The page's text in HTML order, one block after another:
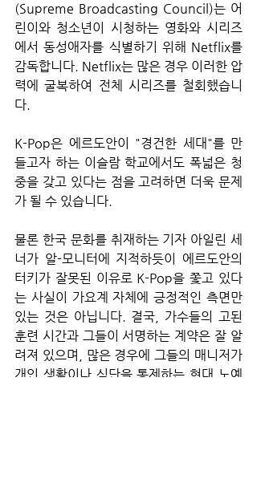
(Supreme Broadcasting Council)는 어
린이와 청소년이 시청하는 영화와 시리즈
에서 동성애자를 식별하기 위해 Netflix를
감독합니다. Netflix는 많은 경우 이러한 압
력에 굴복하여 전체 시리즈를 철회했습니
다.
K-Pop은 에르도안이 "경건한 세대"를 만
들고자 하는 이슬람 학교에서도 폭넓은 청
중을 갖고 있다는 점을 고려하면 더욱 문제
가 될 수 있습니다.
물론 한국 문화를 취재하는 기자 아일린 세
너가 알-모니터에 지적하듯이 에르도안의
터키가 잘못된 이유로 K-Pop을 쫓고 있다
는 사실이 가요계 자체에 긍정적인 측면만
있는 것은 아닙니다. 결국, 가수들의 고된
훈련 시간과 그들이 서명하는 계약은 잘 알
려져 있으며, 많은 경우에 그들의 매니저가
개인 생활이나 식단을 통제하는 현대 노예